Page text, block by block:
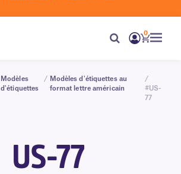
0
Modèles
d'étiquettes
/ Modèles d'étiquettes au
format lettre américain
/
#US-
77
US-77